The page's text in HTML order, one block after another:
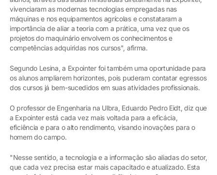
vivenciaram as modernas tecnologias empregadas nas
máquinas e nos equipamentos agrícolas e constataram a
importância de aliar a teoria com a prática, uma vez que os
projetos do maquinário envolvem os conhecimentos e
competências adquiridas nos cursos", afirma.
Segundo Lesina, a Expointer foi também uma oportunidade para
os alunos ampliarem horizontes, pois puderam contatar egressos
dos cursos já bem-sucedidos em suas atividades profissionais.
O professor de Engenharia na Ulbra, Eduardo Pedro Eidt, diz que
a Expointer está cada vez mais voltada para a eficácia,
eficiência e para o alto rendimento, visando inovações para o
homem do campo.
"Nesse sentido, a tecnologia e a informação são aliadas do setor,
que cada vez precisa estar mais capacitado e atualizado. Esta